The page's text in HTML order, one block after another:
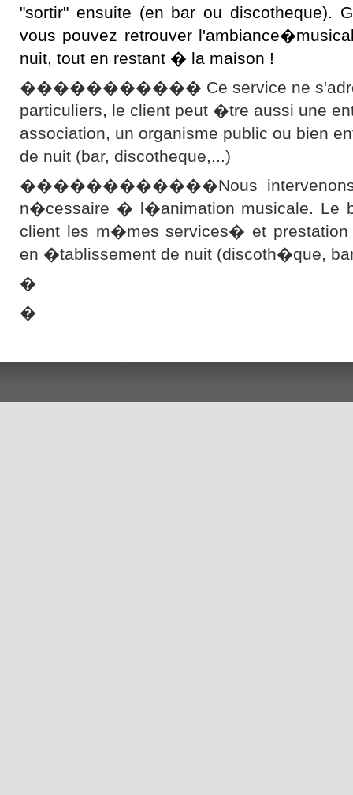
"sortir" ensuite (en bar ou discotheque).
vous pouvez retrouver
nuit, tout en restant � la maison !
����������� Ce service ne
particuliers, le client peut �tre aussi une
association, un organisme public ou bien
de nuit (bar, discotheque,...)
������������Nous intervenons
n�cessaire � l�animation musicale. Le
client les m�mes services� et
en �tablissement de nuit (discoth�que,
�
�